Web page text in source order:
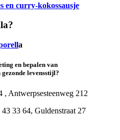
en curry-kokossausje
a
en bepalen van
levensstijl?
, Antwerpsesteenweg 212
43 33 64, Guldenstraat 27